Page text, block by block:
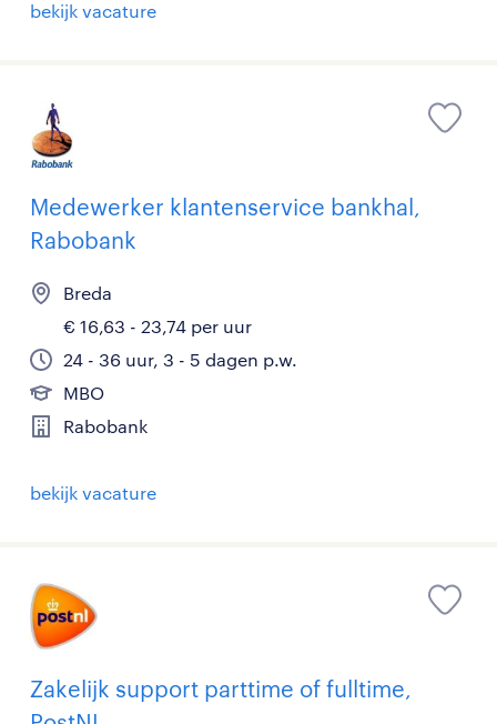
bekijk vacature
Medewerker klantenservice bankhal,
Rabobank
Breda
€ 16,63 - 23,74 per uur
24 - 36 uur, 3 - 5 dagen p.w.
MBO
Rabobank
bekijk vacature
Zakelijk support parttime of fulltime,